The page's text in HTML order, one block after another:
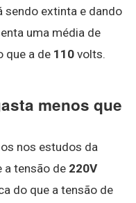
sendo extinta e dando
uma média de
que a de 110 volts.
menos que
nos estudos da
a tensão de 220V
do que a tensão de